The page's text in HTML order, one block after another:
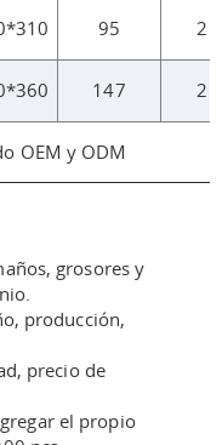
95 2
147 2
OEM y ODM
grosores y
producción,
precio de
el propio